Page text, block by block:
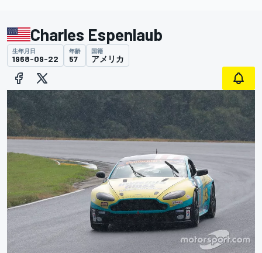
Charles Espenlaub
生年月日
1968-09-22
年齢
57
国籍
アメリカ